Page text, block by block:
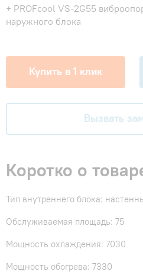
+ PROFcool VS-2G55
наружного блока
Купить в 1 клик
Вызвать
Коротко о
Тип внутреннего блока:
Обслуживаемая площадь: 75
Мощность охлаждения: 7030
Мощность обогрева: 7330